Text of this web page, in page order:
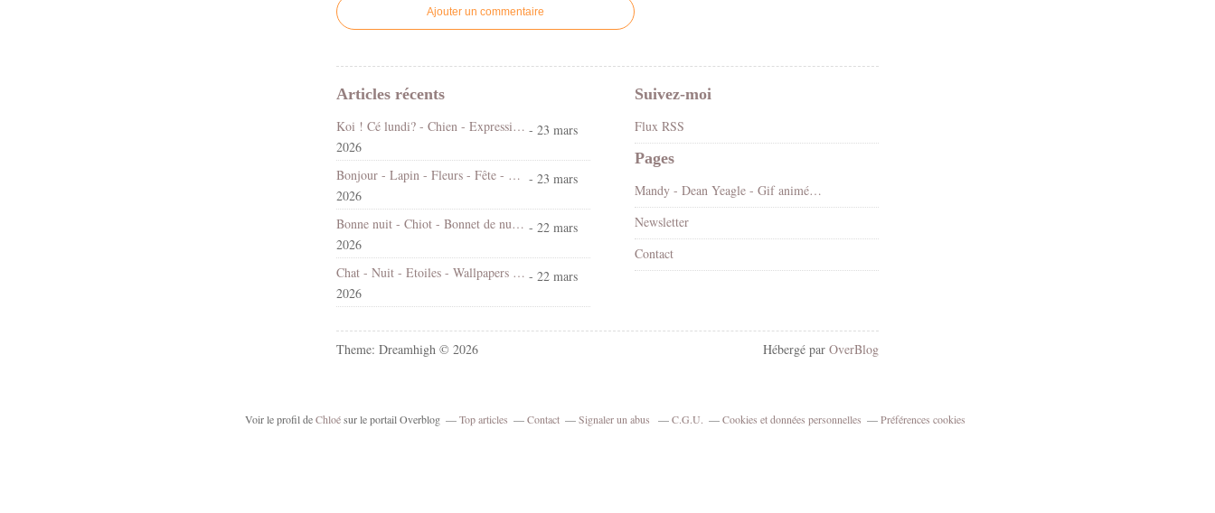
Ajouter un commentaire
Articles récents
Koi ! Cé lundi? - Chien - Expression - Gif scintillant - Gratuit - 23 mars
2026
Bonjour - Lapin - Fleurs - Fête - Pâques - Gif scintillant - Gratuit - 23 mars
2026
Bonne nuit - Chiot - Bonnet de nuit - Cute - Gif animé - Gratuit - 22 mars
2026
Chat - Nuit - Etoiles - Wallpapers Free - 22 mars
2026
Suivez-moi
Flux RSS
Pages
Mandy - Dean Yeagle - Gif animé - Scintillants - Render-Tube - Gratuit
Newsletter
Contact
Theme: Dreamhigh © 2026 Hébergé par OverBlog
Voir le profil deChloésur le portail Overblog Top articles Contact Signaler un abus C.G.U. Cookies et données personnelles Préférences cookies